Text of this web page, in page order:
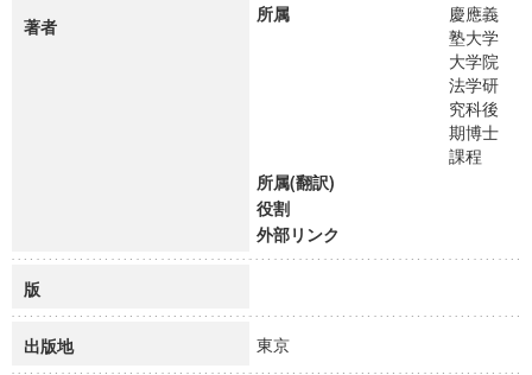
著者
所属
慶應義
塾大学
大学院
法学研
究科後
期博士
課程
所属(翻訳)
役割
外部リンク
版
出版地 東京